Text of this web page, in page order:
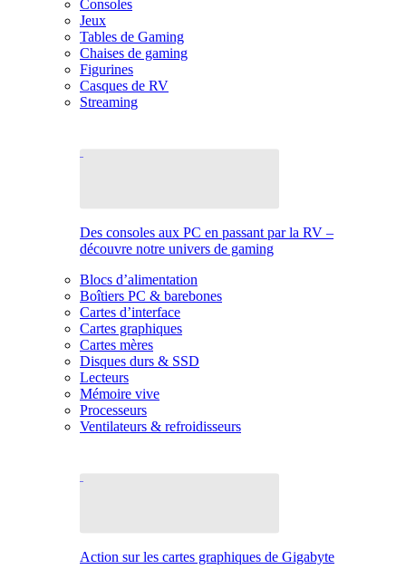
Consoles
Jeux
Tables de Gaming
Chaises de gaming
Figurines
Casques de RV
Streaming
Des consoles aux PC en passant par la RV –
découvre notre univers de gaming
Blocs d’alimentation
Boîtiers PC & barebones
Cartes d’interface
Cartes graphiques
Cartes mères
Disques durs & SSD
Lecteurs
Mémoire vive
Processeurs
Ventilateurs & refroidisseurs
Action sur les cartes graphiques de Gigabyte